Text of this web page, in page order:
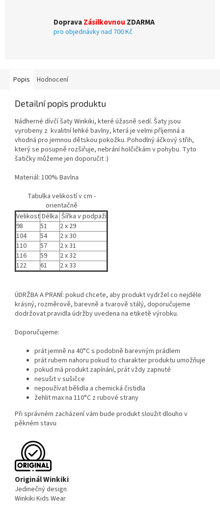
DopravaZásilkovnou ZDARMA
pro objednávky nad 700 Kč
Popis Hodnocení
Detailní popis produktu
Nádherné dívčí šaty Winkiki, které úžasně sedí. Šaty jsou
vyrobeny z kvalitní lehké bavlny, která je velmi příjemná a
vhodná pro jemnou dětskou pokožku. Pohodlný áčkový střih,
který se posupně rozšiřuje, nebrání holčičkám v pohybu. Tyto
šatičky můžeme jen doporučit :)
Materiál: 100% Bavlna
Tabulka velikostí v cm -
orientačně
Velikost Délka Šířka v podpaží
98
51
2 x 29
104
54
2 x 30
110
57
2 x 31
116
59
2 x 32
122
61 2 x 33
ÚDRŽBA A PRANÍ: pokud chcete, aby produkt vydržel co nejdéle
krásný, rozměrově, barevně a tvarově stálý, doporučujeme
dodržovat pravidla údržby uvedena na etiketě výrobku.
Doporučujeme:
prát jemně na 40°C s podobně barevným prádlem
prát rubem nahoru pokud to charakter produktu umožňuje
pokud má produkt zapínání, prát vždy zapnuté
nesušit v sušičce
nepoužívat bělidla a chemická čistidla
žehlit max na 110°C z rubové strany
Při správném zacházení vám bude produkt sloužit dlouho v
pěkném stavu
Originál Winkiki
Jedinečný design
Winkiki Kids Wear